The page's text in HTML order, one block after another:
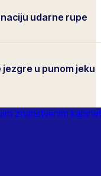
udarne rupe
u punom jeku